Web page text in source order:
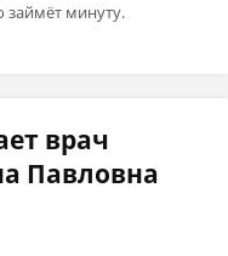
займёт минуту.
врач
Павловна